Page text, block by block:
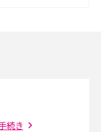
方を紹介
況の確認方法も解説
続き